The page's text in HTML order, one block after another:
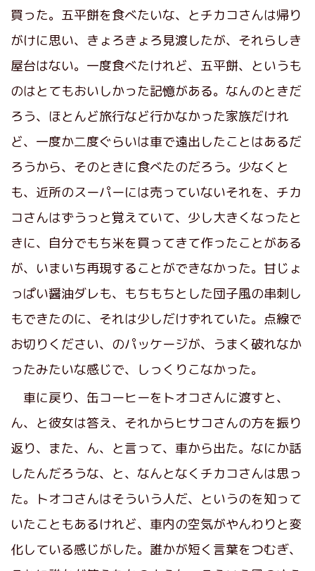
買った。五平餅を食べたいな、とチカコさんは帰り
がけに思い、きょろきょろ見渡したが、それらしき
屋台はない。一度食べたけれど、五平餅、というも
のはとてもおいしかった記憶がある。なんのときだ
ろう、ほとんど旅行など行かなかった家族だけれ
ど、一度か二度ぐらいは車で遠出したことはあるだ
ろうから、そのときに食べたのだろう。少なくと
も、近所のスーパーには売っていないそれを、チカ
コさんはずうっと覚えていて、少し大きくなったと
きに、自分でもち米を買ってきて作ったことがある
が、いまいち再現することができなかった。甘じょ
っぱい醤油ダレも、もちもちとした団子風の串刺し
もできたのに、それは少しだけずれていた。点線で
お切りください、のパッケージが、うまく破れなか
ったみたいな感じで、しっくりこなかった。
車に戻り、缶コーヒーをトオコさんに渡すと、
ん、と彼女は答え、それからヒサコさんの方を振り
返り、また、ん、と言って、車から出た。なにか話
したんだろうな、と、なんとなくチカコさんは思っ
た。トオコさんはそういう人だ、というのを知って
いたこともあるけれど、車内の空気がやんわりと変
化している感じがした。誰かが短く言葉をつむぎ、